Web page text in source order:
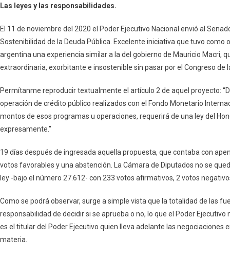
Las leyes y las responsabilidades.
El 11 de noviembre del 2020 el Poder Ejecutivo Nacional envió al
Sostenibilidad de la Deuda Pública. Excelente iniciativa que tuvo
argentina una experiencia similar a la del gobierno de Mauricio Macri,
extraordinaria, exorbitante e insostenible sin pasar por el Congreso de
Permítanme reproducir textualmente el artículo 2 de aquel proyecto:
operación de crédito público realizados con el Fondo Monetario
montos de esos programas u operaciones, requerirá de una ley del
expresamente.”
19 días después de ingresada aquella propuesta, que contaba con
votos favorables y una abstención. La Cámara de Diputados no se
ley -bajo el número 27.612- con 233 votos afirmativos, 2 votos
Como se podrá observar, surge a simple vista que la totalidad de las
responsabilidad de decidir si se aprueba o no, lo que el Poder
es el titular del Poder Ejecutivo quien lleva adelante las negociaciones
materia.